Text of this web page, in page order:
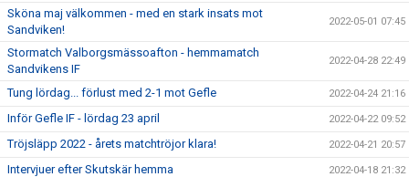
Sköna maj välkommen - med en stark insats mot
Sandviken!
2022-05-01 07:45
Stormatch Valborgsmässoafton - hemmamatch
Sandvikens IF
2022-04-28 22:49
Tung lördag... förlust med 2-1 mot Gefle 2022-04-24 21:16
Inför Gefle IF - lördag 23 april 2022-04-22 09:52
Tröjsläpp 2022 - årets matchtröjor klara! 2022-04-21 20:57
Intervjuer efter Skutskär hemma 2022-04-18 21:32